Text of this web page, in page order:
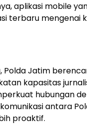
aplikasi mobile
terbaru mengenai
Polda Jatim
kapasitas
hubungan
antara
proaktif.